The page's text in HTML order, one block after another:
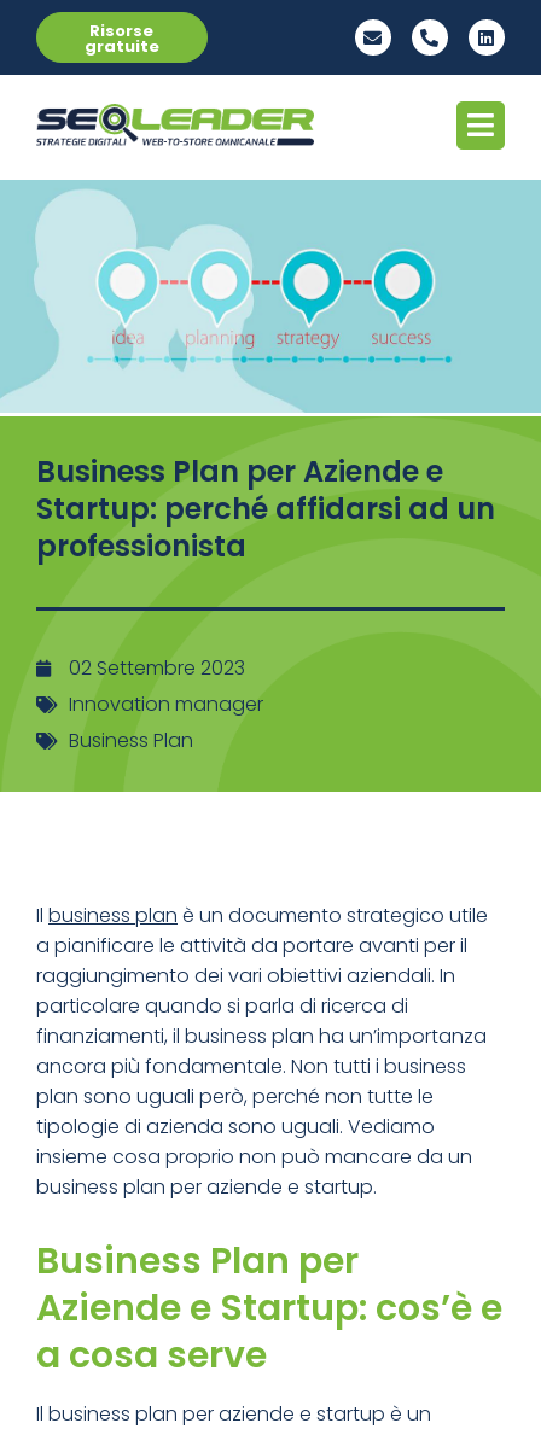
Risorse
gratuite
Business Plan per Aziende e
Startup: perché affidarsi ad un
professionista
02 Settembre 2023
Innovation manager
Business Plan
Il business plan è un documento strategico utile
a pianificare le attività da portare avanti per il
raggiungimento dei vari obiettivi aziendali. In
particolare quando si parla di ricerca di
finanziamenti, il business plan ha un’importanza
ancora più fondamentale. Non tutti i business
plan sono uguali però, perché non tutte le
tipologie di azienda sono uguali. Vediamo
insieme cosa proprio non può mancare da un
business plan per aziende e startup.
Business Plan per
Aziende e Startup: cos’è e
a cosa serve
Il business plan per aziende e startup è un